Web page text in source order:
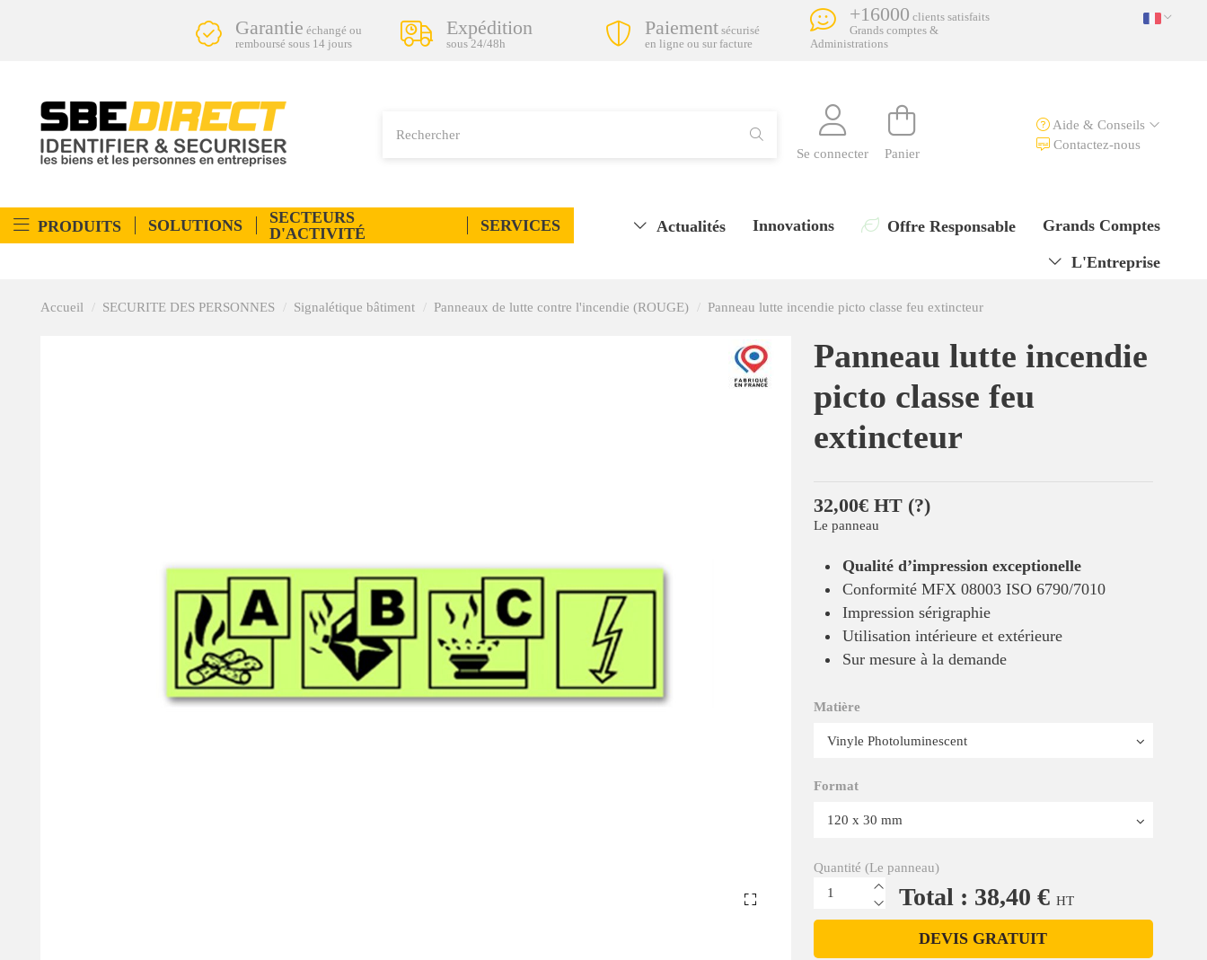
Garantie échangé ou
remboursé sous 14 jours
Expédition
sous 24/48h
Paiement sécurisé
en ligne ou sur facture
+16000 clients satisfaits
Grands comptes &
Administrations
Se connecter Panier
Aide & Conseils
Contactez-nous
PRODUITS SOLUTIONS
SECTEURS
D'ACTIVITÉ
SERVICES Grands Comptes
Offre Responsable
Innovations
Actualités
L'Entreprise
Accueil SECURITE DES PERSONNES Signalétique bâtiment Panneaux de lutte contre l'incendie (ROUGE) Panneau lutte incendie picto classe feu extincteur
Panneau lutte incendie
picto classe feu
extincteur
32,00€ HT (?)
Le panneau
Qualité d’impression exceptionelle
Conformité MFX 08003 ISO 6790/7010
Impression sérigraphie
Utilisation intérieure et extérieure
Sur mesure à la demande
Matière
Format
Quantité (Le panneau)
Total : 38,40 € HT
DEVIS GRATUIT